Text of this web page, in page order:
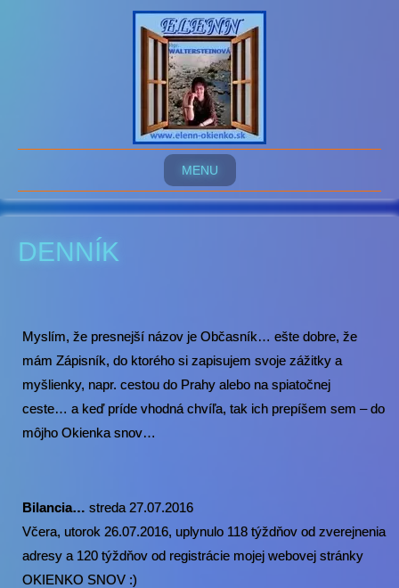
MENU
DENNÍK
Myslím, že presnejší názov je Občasník… ešte dobre, že
mám Zápisník, do ktorého si zapisujem svoje zážitky a
myšlienky, napr. cestou do Prahy alebo na spiatočnej
ceste… a keď príde vhodná chvíľa, tak ich prepíšem sem – do
môjho Okienka snov…
Bilancia… streda 27.07.2016
Včera, utorok 26.07.2016, uplynulo 118 týždňov od zverejnenia
adresy a 120 týždňov od registrácie mojej webovej stránky
OKIENKO SNOV :)